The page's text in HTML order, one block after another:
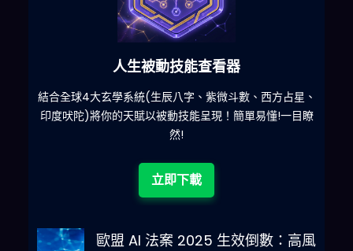
六合彩發達神器
減少超過500萬個低概率中獎組合，提高中獎率
立即下載
歐盟 AI 法案 2025 生效倒數：高風